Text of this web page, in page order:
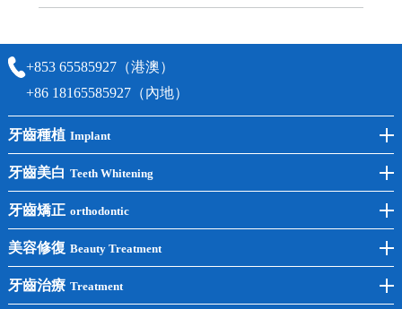
+853 65585927（港澳）
+86 18165585927（內地）
牙齒種植 Implant
前牙種植
後牙種植
單顆種植
半口種植
全口種植
牙齒美白 Teeth Whitening
冷光美白
洗牙
黃黑牙
牙齒矯正 orthodontic
牙齒矯正
兒童矯正
美容修復 Beauty Treatment
全瓷牙
牙齒治療 Treatment